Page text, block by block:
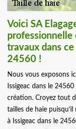
Voici SA
professionnelle
travaux dans
24560 !
Nous vous exposons
Issigeac dans le
création. Croyez tout
tailles de haie
à Issigeac dans le